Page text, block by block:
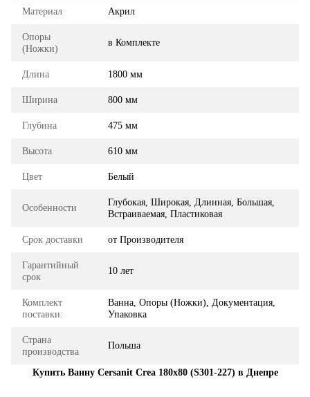
Материал Акрил
Опоры
(Ножки)
в Комплекте
Длина 1800 мм
Ширина 800 мм
Глубина 475 мм
Высота 610 мм
Цвет Белый
Особенности
Глубокая, Широкая, Длинная, Большая,
Встраиваемая, Пластиковая
Срок доставки от Производителя
Гарантийный
срок
10 лет
Комплект
поставки:
Ванна, Опоры (Ножки), Документация,
Упаковка
Страна
производства
Польша
Купить Ванну Cersanit Crea 180x80 (S301-227) в Днепре